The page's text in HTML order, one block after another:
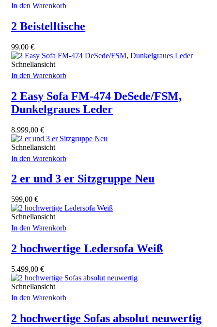
In den Warenkorb
2 Beistelltische
99,00 €
Schnellansicht
In den Warenkorb
2 Easy Sofa FM-474 DeSede/FSM,
Dunkelgraues Leder
8.999,00 €
Schnellansicht
In den Warenkorb
2 er und 3 er Sitzgruppe Neu
599,00 €
Schnellansicht
In den Warenkorb
2 hochwertige Ledersofa Weiß
5.499,00 €
Schnellansicht
In den Warenkorb
2 hochwertige Sofas absolut neuwertig